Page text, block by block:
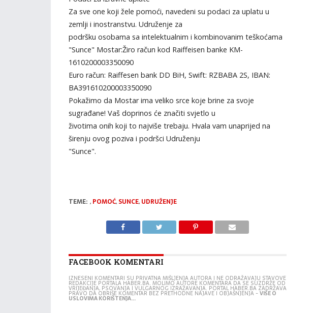
Za sve one koji žele pomoći, navedeni su podaci za uplatu u
zemlji i inostranstvu. Udruženje za
podršku osobama sa intelektualnim i kombinovanim teškoćama
"Sunce" Mostar:Žiro račun kod Raiffeisen banke KM-
1610200003350090
Euro račun: Raiffesen bank DD BiH, Swift: RZBABA 2S, IBAN:
BA391610200003350090
Pokažimo da Mostar ima veliko srce koje brine za svoje
sugrađane! Vaš doprinos će značiti svjetlo u
životima onih koji to najviše trebaju. Hvala vam unaprijed na
širenju ovog poziva i podršci Udruženju
"Sunce".
TEME: , POMOĆ, SUNCE, UDRUŽENJE
FACEBOOK KOMENTARI
IZNESENI KOMENTARI SU PRIVATNA MIŠLJENJA AUTORA I NE ODRAŽAVAJU STAVOVE
REDAKCIJE PORTALA HABER.BA. MOLIMO AUTORE KOMENTARA DA SE SUZDRŽE OD
VRIJEĐANJA, PSOVANJA I VULGARNOG IZRAŽAVANJA. PORTAL HABER.BA ZADRŽAVA
PRAVO DA OBRIŠE KOMENTAR BEZ PRETHODNE NAJAVE I OBJAŠNJENJA -VIŠE O
USLOVIMA KORIŠTENJA...